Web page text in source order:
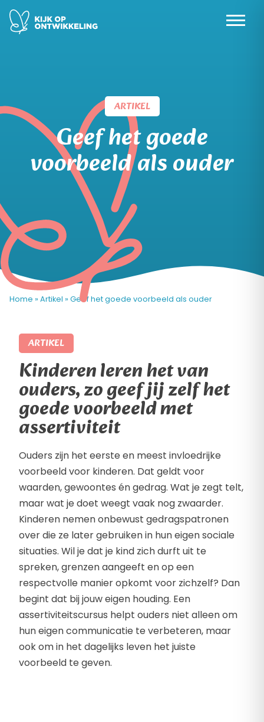
Skip
ARTIKEL
Geef het goede
voorbeeld als ouder
Home » Artikel » Geef het goede voorbeeld als ouder
ARTIKEL
Kinderen leren het van
ouders, zo geef jij zelf het
goede voorbeeld met
assertiviteit
Ouders zijn het eerste en meest invloedrijke
voorbeeld voor kinderen. Dat geldt voor
waarden, gewoontes én gedrag. Wat je zegt telt,
maar wat je doet weegt vaak nog zwaarder.
Kinderen nemen onbewust gedragspatronen
over die ze later gebruiken in hun eigen sociale
situaties. Wil je dat je kind zich durft uit te
spreken, grenzen aangeeft en op een
respectvolle manier opkomt voor zichzelf? Dan
begint dat bij jouw eigen houding. Een
assertiviteitscursus helpt ouders niet alleen om
hun eigen communicatie te verbeteren, maar
ook om in het dagelijks leven het juiste
voorbeeld te geven.